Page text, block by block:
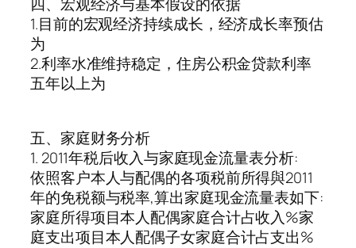
四、宏观经济与基本假设的依据
1.目前的宏观经济持续成长，经济成长率预估
为
2.利率水准维持稳定，住房公积金贷款利率
五年以上为
五、家庭财务分析
1. 2011年税后收入与家庭现金流量表分析:
依照客户本人与配偶的各项税前所得與2011
年的免税额与税率,算出家庭现金流量表如下:
家庭所得项目本人配偶家庭合计占收入%家
庭支出项目本人配偶子女家庭合计占支出%